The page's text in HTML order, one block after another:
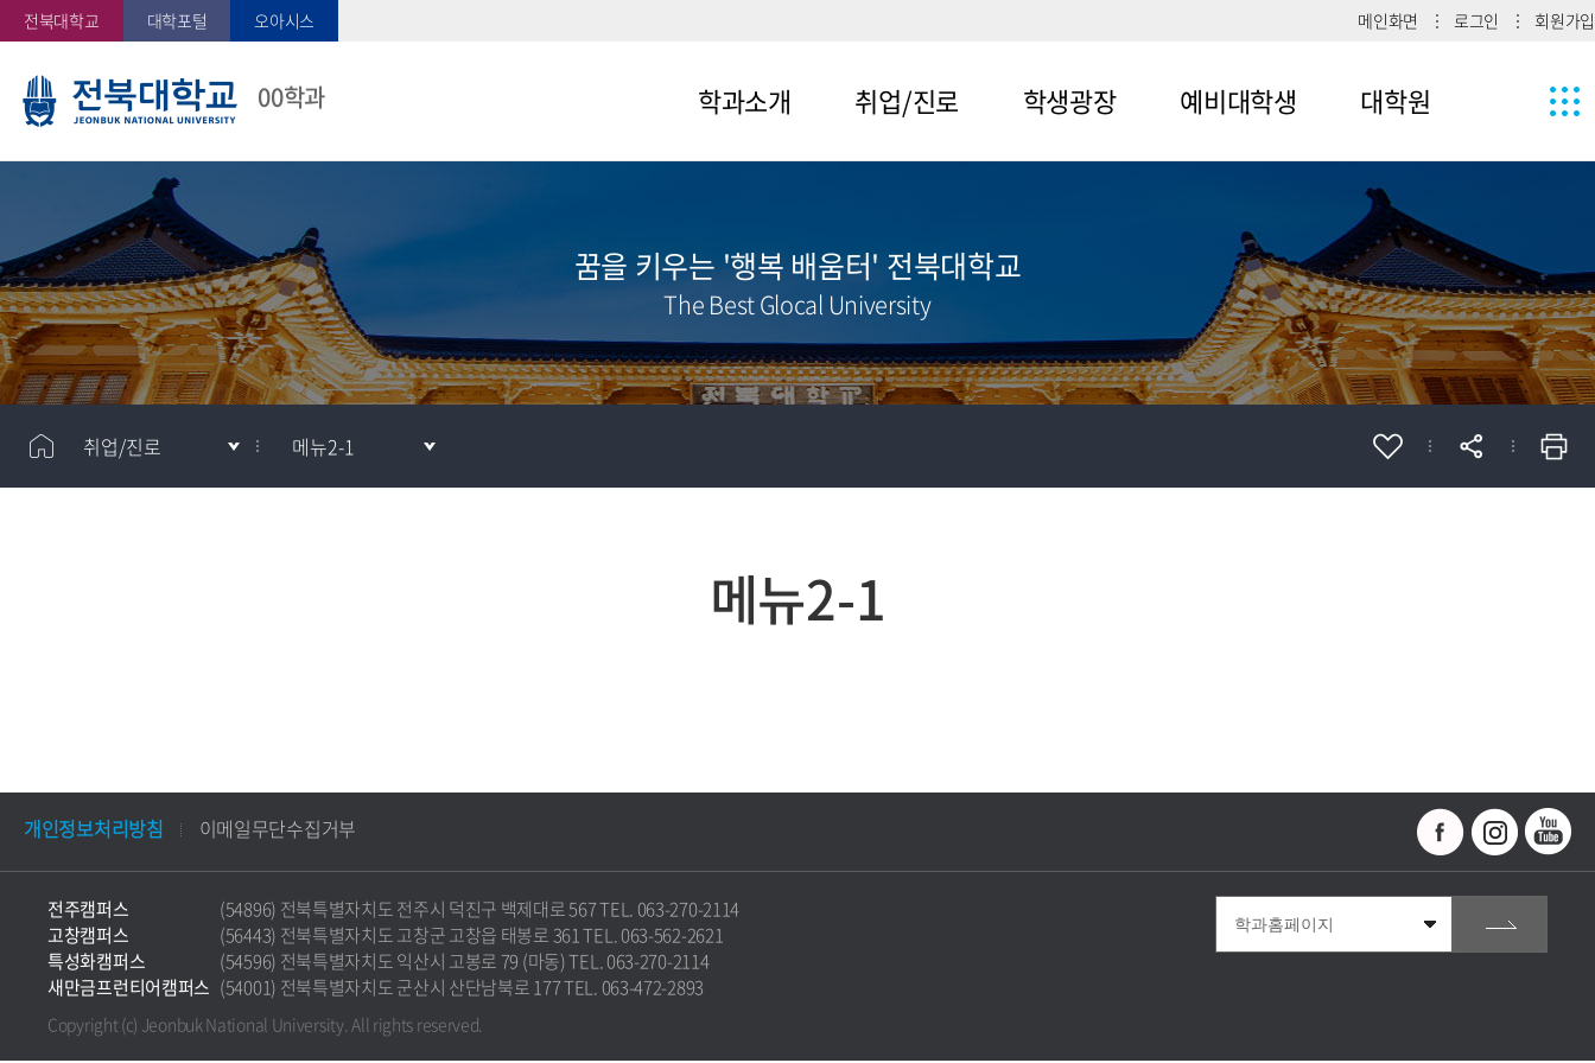
전북대학교 대학포털 오아시스 메인화면 로그인 회원가입
00학과 학과소개
메뉴1-2
취업/진로
메뉴2-2
학생광장
메뉴3-2
예비대학생
메뉴4-3
대학원
꿈을 키우는 '행복 배움터' 전북대학교
The Best Glocal University
취업/진로 메뉴2-1
메뉴2-1
개인정보처리방침 이메일무단수집거부
전주캠퍼스
(54896) 전북특별자치도 전주시 덕진구 백제대로 567 TEL. 063-270-2114
고창캠퍼스
(56443) 전북특별자치도 고창군 고창읍 태봉로 361 TEL. 063-562-2621
특성화캠퍼스
(54596) 전북특별자치도 익산시 고봉로 79 (마동) TEL. 063-270-2114
새만금프런티어캠퍼스 (54001) 전북특별자치도 군산시 산단남북로 177 TEL. 063-472-2893
Copyright (c) Jeonbuk National University.All rights reserved.